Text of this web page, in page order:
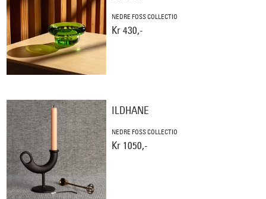
NEDRE FOSS COLLECTIO
Kr 430,-
ILDHANE
NEDRE FOSS COLLECTIO
Kr 1050,-